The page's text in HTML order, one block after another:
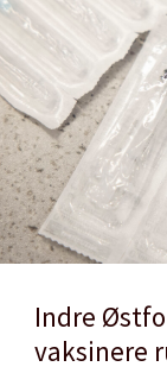
Indre
vaksinere